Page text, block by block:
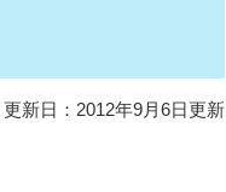
更新日：2012年9月6日更新